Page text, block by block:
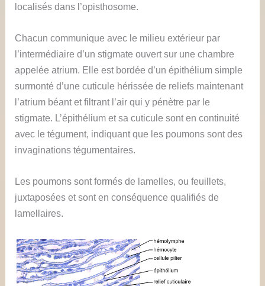
localisés dans l’opisthosome.
Chacun communique avec le milieu extérieur par
l’intermédiaire d’un stigmate ouvert sur une chambre
appelée atrium. Elle est bordée d’un épithélium simple
surmonté d’une cuticule hérissée de reliefs maintenant
l’atrium béant et filtrant l’air qui y pénètre par le
stigmate. L’épithélium et sa cuticule sont en continuité
avec le tégument, indiquant que les poumons sont des
invaginations tégumentaires.
Les poumons sont formés de lamelles, ou feuillets,
juxtaposées et sont en conséquence qualifiés de
lamellaires.